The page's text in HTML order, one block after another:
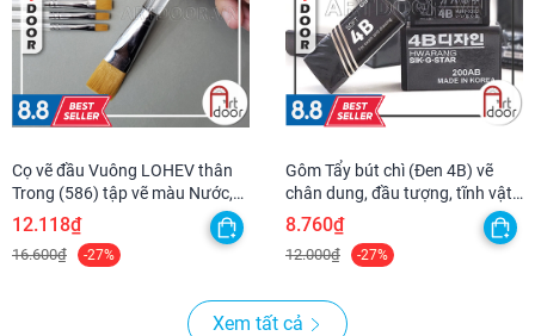
Cọ vẽ đầu Vuông LOHEV thân
Trong (586) tập vẽ màu Nước,
Acrylic, Gouache, tô tượng, đất
sét, số hoá
12.118₫
16.600₫ -27%
Gôm Tẩy bút chì (Đen 4B) vẽ
chân dung, đầu tượng, tĩnh vật,
luyện thi hình họa chì
8.760₫
12.000₫ -27%
Xem tất cả